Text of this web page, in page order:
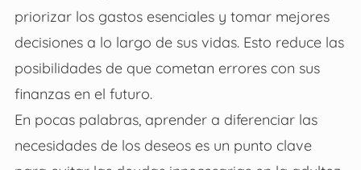
priorizar los gastos esenciales y tomar mejores
decisiones a lo largo de sus vidas. Esto reduce las
posibilidades de que cometan errores con sus
finanzas en el futuro.
En pocas palabras, aprender a diferenciar las
necesidades de los deseos es un punto clave